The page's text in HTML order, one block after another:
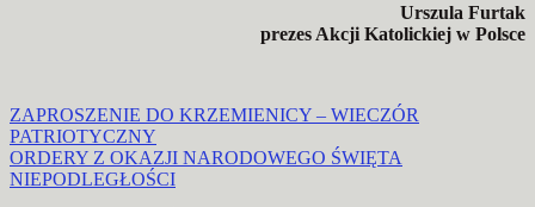
Urszula Furtak
prezes Akcji Katolickiej w Polsce
Nawigacja
wpisu
ZAPROSZENIE DO KRZEMIENICY – WIECZÓR
PATRIOTYCZNY
ORDERY Z OKAZJI NARODOWEGO ŚWIĘTA
NIEPODLEGŁOŚCI